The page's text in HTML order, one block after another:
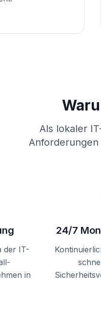
Als lokaler
der IT-
in
24/7